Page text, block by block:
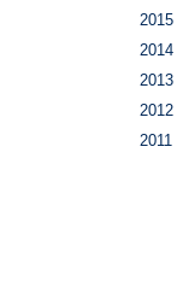
2015
2014
2013
2012
2011